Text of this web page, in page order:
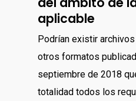
aplicable
Podrían existir
otros formatos
septiembre de 2018
totalidad todos los